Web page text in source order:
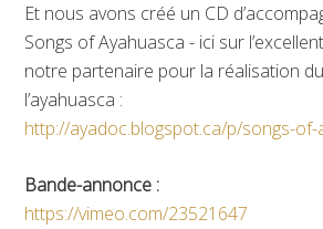
Et nous avons créé un CD
Songs of Ayahuasca - ici sur
notre partenaire pour la réalisation
l’ayahuasca :
http://ayadoc.blogspot.ca/p/songs-of-
Bande-annonce :
https://vimeo.com/23521647